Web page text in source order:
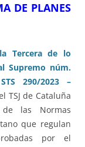
DE PLANES
Tercera de lo
Supremo núm.
290/2023 –
TSJ de Cataluña
las Normas
que regulan
por el